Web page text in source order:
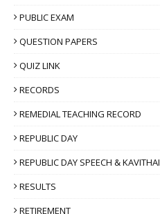
PUBLIC EXAM
QUESTION PAPERS
QUIZ LINK
RECORDS
REMEDIAL TEACHING RECORD
REPUBLIC DAY
REPUBLIC DAY SPEECH & KAVITHAI
RESULTS
RETIREMENT